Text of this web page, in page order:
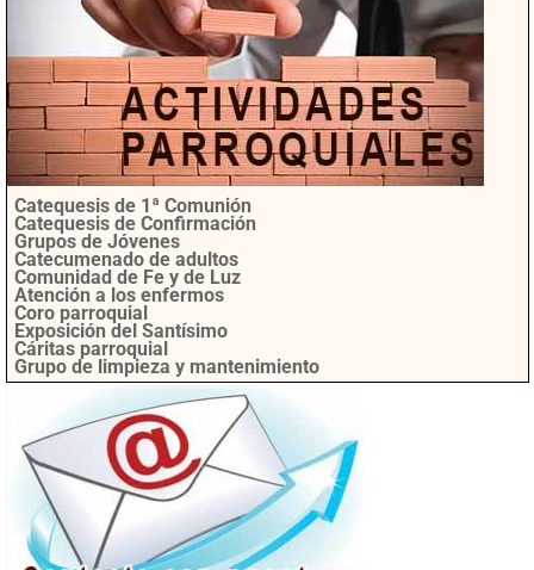
Catequesis de 1ª Comunión
Catequesis de Confirmación
Grupos de Jóvenes
Catecumenado de adultos
Comunidad de Fe y de Luz
Atención a los enfermos
Coro parroquial
Exposición del Santísimo
Cáritas parroquial
Grupo de limpieza y mantenimiento